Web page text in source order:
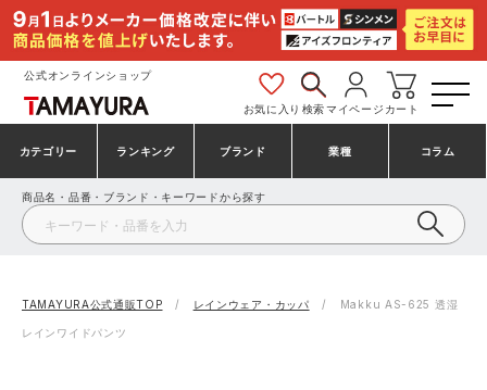
公式オンラインショップ
お気に入り 検索マイページ カート
カテゴリー
安全靴・作業靴
ランキング
安全靴ランキング
安全靴スニーカーランキング
ブランド
アシックス
プーマ コンバース（CONVERSE）
業種
建設・建築作業服
製造・工場作業服
コラム
商品名・品番・ブランド・キーワードから探す
TAMAYURA公式通販TOP レインウェア・カッパ Makku AS-625 透湿
レインワイドパンツ